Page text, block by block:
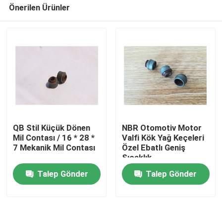
Önerilen Ürünler
QB Stil Küçük Dönen
Mil Contası / 16 * 28 *
7 Mekanik Mil Contası
Talep Gönder
NBR Otomotiv Motor
Valfi Kök Yağ Keçeleri
Özel Ebatlı Geniş
Sıcaklık
Talep Gönder